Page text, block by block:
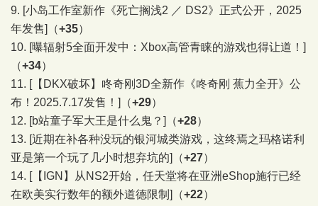
9. [小岛工作室新作《死亡搁浅2 ／ DS2》正式公开，2025
年发售]
（+35）
10. [曝辐射5全面开发中：Xbox高管青睐的游戏也得让道！]
（+34）
11. [【DKX破坏】咚奇刚3D全新作《咚奇刚 蕉力全开》公
布！2025.7.17发售！]
（+29）
12. [b站童子军大王是什么鬼？] （+28）
13. [近期在补各种没玩的银河城类游戏，这终焉之玛格诺利
亚是第一个玩了几小时想弃坑的]
（+27）
14. [【IGN】从NS2开始，任天堂将在亚洲eShop施行已经
在欧美实行数年的额外道德限制]
（+22）